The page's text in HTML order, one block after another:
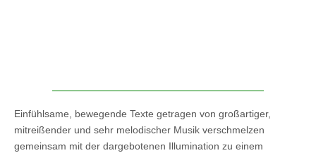
Einfühlsame, bewegende Texte getragen von großartiger,
mitreißender und sehr melodischer Musik verschmelzen
gemeinsam mit der dargebotenen Illumination zu einem